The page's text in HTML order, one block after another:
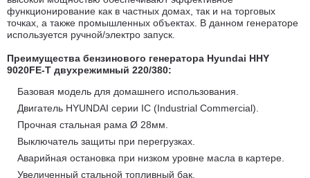
функционирование как в частных домах, так и на торговых
точках, а также промышленных объектах. В данном генераторе
используется ручной/электро запуск.
Преимущества бензинового генератора Hyundai HHY
9020FE-T двухрежимный 220/380:
Базовая модель для домашнего использования.
Двигатель HYUNDAI серии IC (Industrial Commercial).
Прочная стальная рама Ø 28мм.
Выключатель защиты при перегрузках.
Аварийная остановка при низком уровне масла в картере.
Увеличенный стальной топливный бак.